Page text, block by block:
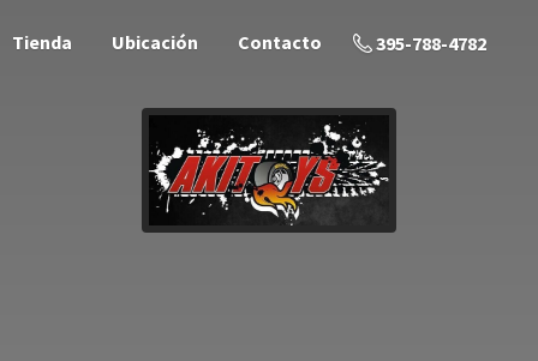
Tienda Ubicación Contacto 395-788-4782